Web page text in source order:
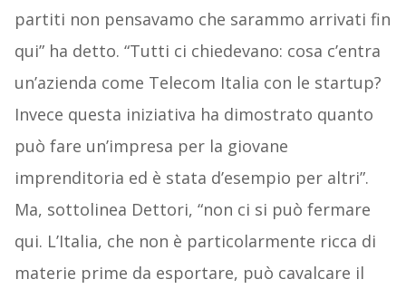
partiti non pensavamo che sarammo arrivati fin
qui” ha detto. “Tutti ci chiedevano: cosa c’entra
un’azienda come Telecom Italia con le startup?
Invece questa iniziativa ha dimostrato quanto
può fare un’impresa per la giovane
imprenditoria ed è stata d’esempio per altri”.
Ma, sottolinea Dettori, “non ci si può fermare
qui. L’Italia, che non è particolarmente ricca di
materie prime da esportare, può cavalcare il